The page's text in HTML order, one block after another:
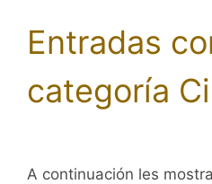
Entradas
categoría
A continuación les